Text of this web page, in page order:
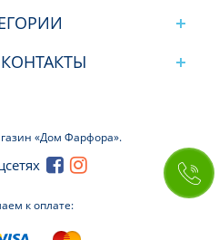
«Дом Фарфора».
к оплате: